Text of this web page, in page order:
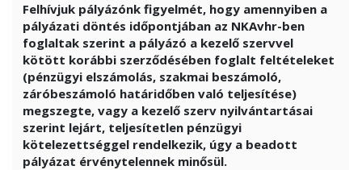
Felhívjuk pályázónk figyelmét, hogy amennyiben a
pályázati döntés időpontjában az NKAvhr-ben
foglaltak szerint a pályázó a kezelő szervvel
kötött korábbi szerződésében foglalt feltételeket
(pénzügyi elszámolás, szakmai beszámoló,
záróbeszámoló határidőben való teljesítése)
megszegte, vagy a kezelő szerv nyilvántartásai
szerint lejárt, teljesítetlen pénzügyi
kötelezettséggel rendelkezik, úgy a beadott
pályázat érvénytelennek minősül.